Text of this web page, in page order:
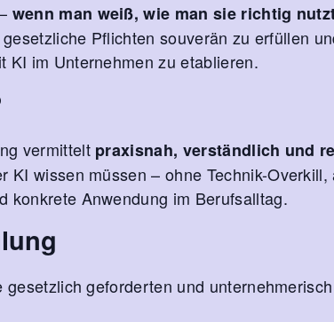
wenn man weiß, wie man sie richtig
Pflichten souverän zu erfüllen
KI im Unternehmen zu etablieren.
vermittelt praxisnah, verständlich und
KI wissen müssen – ohne Technik-
konkrete Anwendung im Berufsalltag.
gesetzlich geforderten und